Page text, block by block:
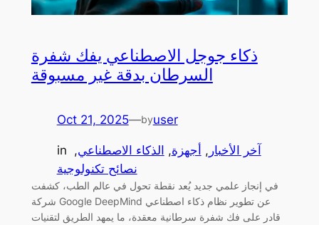
ذكاء جوجل الاصطناعي يفك شفرة
السرطان بدقة غير مسبوقة
Oct 21, 2025—byuser
in آخر الأخبار , أجهزة, الذكاء الاصطناعي,
نصائح تكنولوجية
في إنجاز علمي جديد يُعد نقطة تحول في عالم الطب، كشفت
شركة Google DeepMind عن تطوير نظام ذكاء اصطناعي
قادر على فك شفرة سرطانية معقدة، ما يمهد الطريق لتقنيات